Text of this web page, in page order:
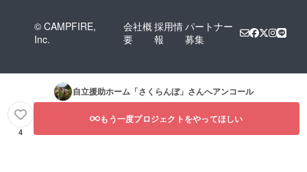
© CAMPFIRE,
Inc.
会社概
要
採用情
報
パートナー
募集
自立援助ホーム「さくらんぼ」 さんへアンコール
4
もう一度プロジェクトをやってほしい